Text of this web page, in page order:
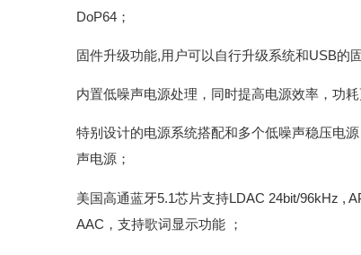
DoP64；
固件升级功能,用户可以自行升级系统和USB的
内置低噪声电源处理，同时提高电源效率，功耗
特别设计的电源系统搭配和多个低噪声稳压电
声电源；
美国高通蓝牙5.1芯片支持LDAC 24bit/96kHz ,
AAC，支持歌词显示功能 ；